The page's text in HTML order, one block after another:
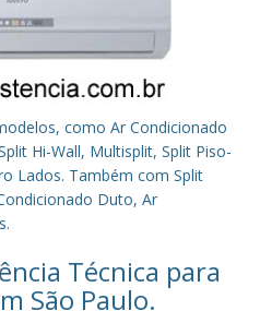
como Ar Condicionado
Hi-Wall, Multisplit, Split Piso-
Lados. Também com Split
Duto, Ar
Técnica para
São Paulo.